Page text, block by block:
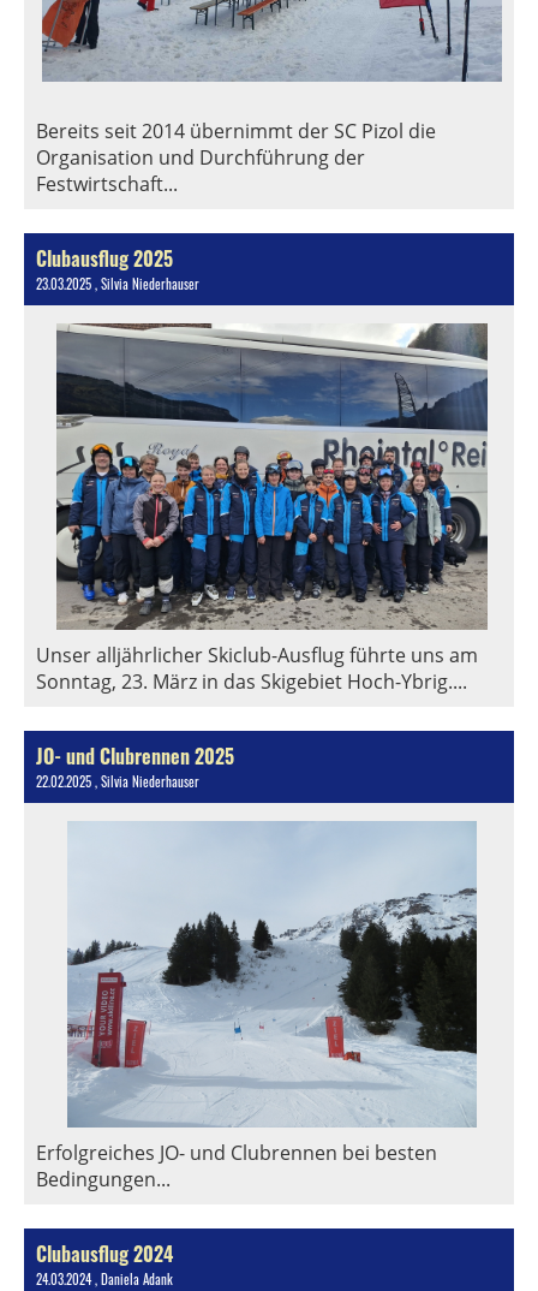
Bereits seit 2014 übernimmt der SC Pizol die
Organisation und Durchführung der
Festwirtschaft...
Clubausflug 2025
23.03.2025, Silvia Niederhauser
Unser alljährlicher Skiclub-Ausflug führte uns am
Sonntag, 23. März in das Skigebiet Hoch-Ybrig....
JO- und Clubrennen 2025
22.02.2025, Silvia Niederhauser
Erfolgreiches JO- und Clubrennen bei besten
Bedingungen...
Clubausflug 2024
24.03.2024, Daniela Adank